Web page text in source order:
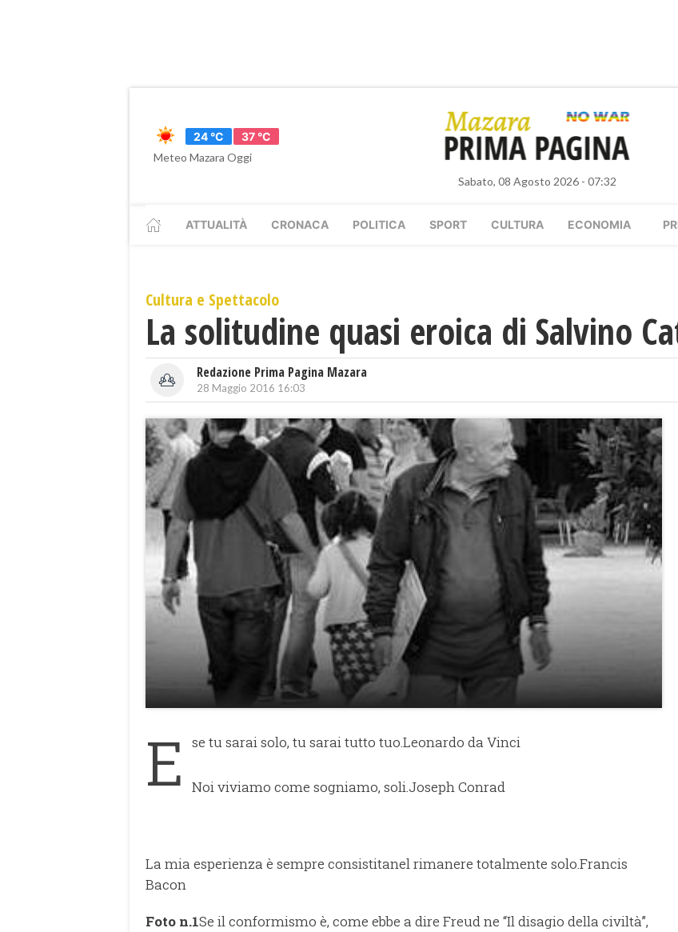
24 °C
37 °C
Meteo Mazara Oggi
Sabato, 08 Agosto 2026 - 07:32
ATTUALITÀ CRONACA POLITICA SPORT CULTURA ECONOMIA
Cultura e Spettacolo
La solitudine quasi eroica di Salvino
Redazione Prima Pagina Mazara
28 Maggio 2016 16:03
E se tu sarai solo, tu sarai tutto tuo.Leonardo da Vinci
Noi viviamo come sogniamo, soli.Joseph Conrad
La mia esperienza è sempre consistitanel rimanere totalmente solo.Francis
Bacon
Foto n.1Se il conformismo è, come ebbe a dire Freud ne “Il disagio della civiltà”,